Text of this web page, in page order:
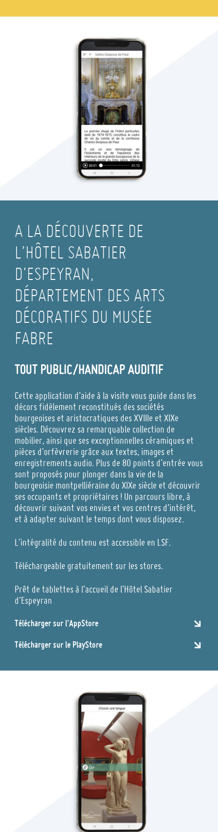
A LA DÉCOUVERTE DE
L’HÔTEL SABATIER
D’ESPEYRAN,
DÉPARTEMENT DES ARTS
DÉCORATIFS DU MUSÉE
FABRE
TOUT PUBLIC/HANDICAP AUDITIF
Cette application d’aide à la visite vous guide dans les
décors fidèlement reconstitués des sociétés
bourgeoises et aristocratiques des XVIIIe et XIXe
siècles. Découvrez sa remarquable collection de
mobilier, ainsi que ses exceptionnelles céramiques et
pièces d’orfèvrerie grâce aux textes, images et
enregistrements audio. Plus de 80 points d’entrée vous
sont proposés pour plonger dans la vie de la
bourgeoisie montpelliéraine du XIXe siècle et découvrir
ses occupants et propriétaires ! Un parcours libre, à
découvrir suivant vos envies et vos centres d’intérêt,
et à adapter suivant le temps dont vous disposez.
L’intégralité du contenu est accessible en LSF.
Téléchargeable gratuitement sur les stores.
Prêt de tablettes à l’accueil de l’Hôtel Sabatier
d’Espeyran
Télécharger sur l'AppStore
Télécharger sur le PlayStore